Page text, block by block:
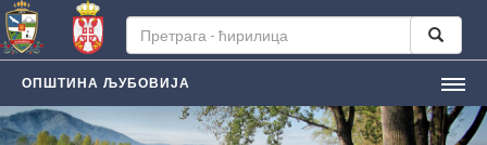
ОПШТИНА ЉУБОВИЈА
НАСЛОВНА